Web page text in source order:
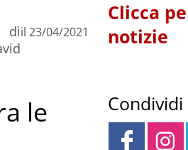
diil 23/04/2021
le
Clicca
notizie
Condividi